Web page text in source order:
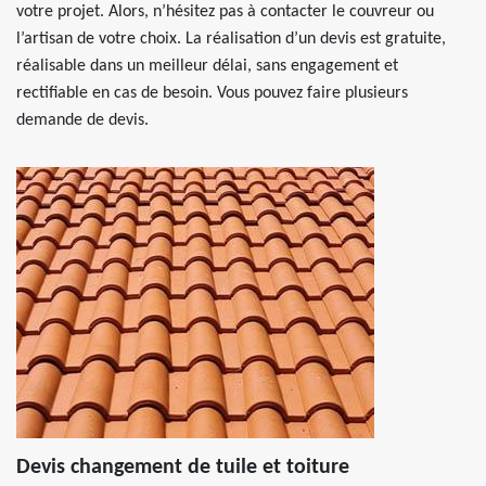
votre projet. Alors, n’hésitez pas à contacter le couvreur ou
l’artisan de votre choix. La réalisation d’un devis est gratuite,
réalisable dans un meilleur délai, sans engagement et
rectifiable en cas de besoin. Vous pouvez faire plusieurs
demande de devis.
Devis changement de tuile et toiture